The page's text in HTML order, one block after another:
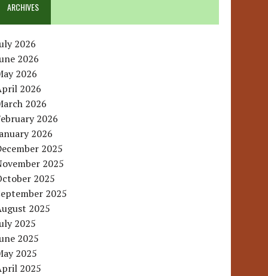
ARCHIVES
2026
2026
2026
2026
2026
2026
2026
2025
2025
2025
2025
2025
2025
2025
2025
2025